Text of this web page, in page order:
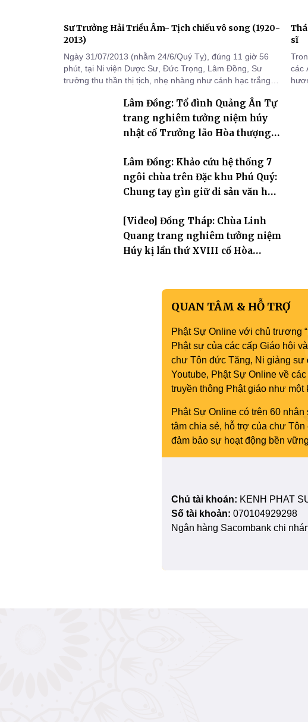
Sư Trưởng Hải Triều Âm- Tịch chiếu vô song (1920-
2013)
Ngày 31/07/2013 (nhằm 24/6/Quý Tỵ), đúng 11 giờ 56
phút, tại Ni viện Dược Sư, Đức Trọng, Lâm Đồng, Sư
trưởng thu thần thị tịch, nhẹ nhàng như cánh hạc trắng
Lâm Đồng: Tổ đình Quảng Ân Tự
trang nghiêm tưởng niệm húy
nhật cố Trưởng lão Hòa thượng
Lâm Đồng: Khảo cứu hệ thống 7
ngôi chùa trên Đặc khu Phú Quý:
Chung tay gìn giữ di sản văn hóa
[Video] Đồng Tháp: Chùa Linh
Quang trang nghiêm tưởng niệm
Húy kị lần thứ XVIII cố Hòa
sĩ
các
QUAN TÂM & HỖ TRỢ
Phật Sự Online với chủ trương
Phật sự của các cấp Giáo hội
chư Tôn đức Tăng, Ni giảng sư
Youtube, Phật Sự Online về
truyền thông Phật giáo như
Phật Sự Online có trên 60
tâm chia sẻ, hỗ trợ của chư
đảm bảo sự hoạt động bền
Chủ tài khoản: KENH PHAT
Số tài khoản: 070104929298
Ngân hàng Sacombank chi